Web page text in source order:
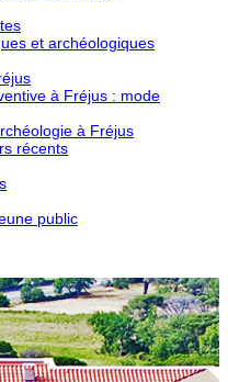
et archéologiques
à Fréjus : mode
à Fréjus
récents
public